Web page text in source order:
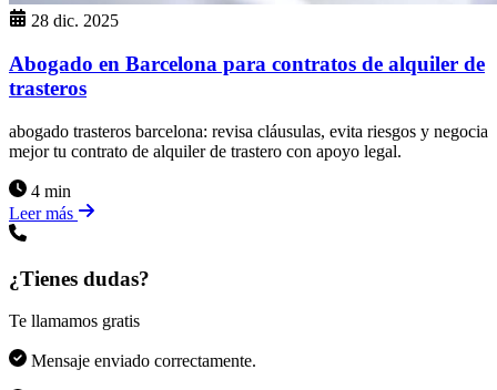
28 dic. 2025
Abogado en Barcelona para contratos de alquiler de
trasteros
abogado trasteros barcelona: revisa cláusulas, evita riesgos y negocia
mejor tu contrato de alquiler de trastero con apoyo legal.
4 min
Leer más
¿Tienes dudas?
Te llamamos gratis
Mensaje enviado correctamente.